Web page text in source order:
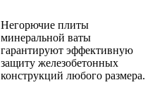
Негорючие плиты
минеральной ваты
гарантируют эффективную
защиту железобетонных
конструкций любого размера.